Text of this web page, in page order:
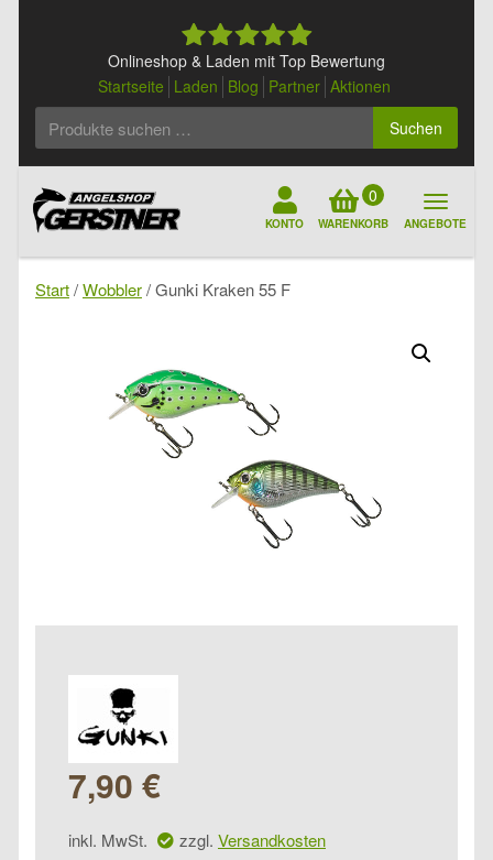
Onlineshop & Laden mit Top Bewertung
Startseite Laden Blog Partner Aktionen
Suchen
KONTO
0
WARENKORB ANGEBOTE
Start/Wobbler/ Gunki Kraken 55 F
7,90 €
inkl. MwSt. zzgl. Versandkosten